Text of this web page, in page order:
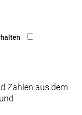
Zahlen aus dem